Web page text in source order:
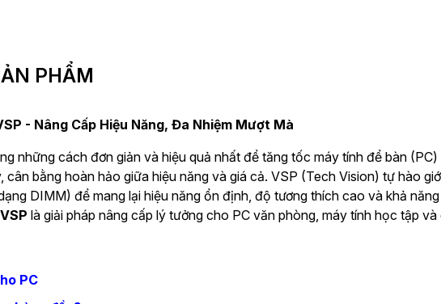
PHẨM
- Nâng Cấp Hiệu Năng, Đa Nhiệm Mượt Mà
những cách đơn giản và hiệu quả nhất để tăng tốc máy tính để bàn
cân bằng hoàn hảo giữa hiệu năng và giá cả. VSP (Tech Vision) tự hào
DIMM) để mang lại hiệu năng ổn định, độ tương thích cao và khả
là giải pháp nâng cấp lý tưởng cho PC văn phòng, máy tính học tập
PC